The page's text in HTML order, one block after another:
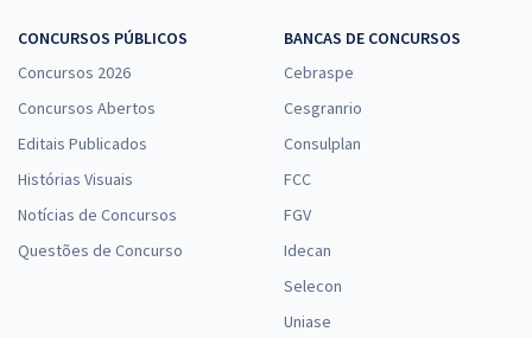
CONCURSOS PÚBLICOS
Concursos 2026
Concursos Abertos
Editais Publicados
Histórias Visuais
Notícias de Concursos
Questões de Concurso
BANCAS DE CONCURSOS
Cebraspe
Cesgranrio
Consulplan
FCC
FGV
Idecan
Selecon
Uniase